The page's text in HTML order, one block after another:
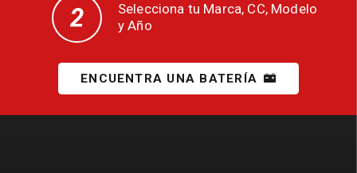
Selecciona tu Marca, CC, Modelo
y Año
ENCUENTRA UNA BATERÍA